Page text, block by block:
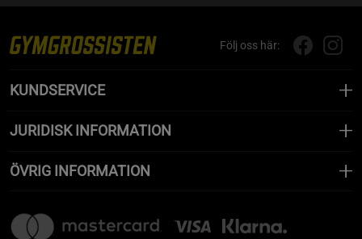
Följ oss här:
KUNDSERVICE
JURIDISK INFORMATION
ÖVRIG INFORMATION